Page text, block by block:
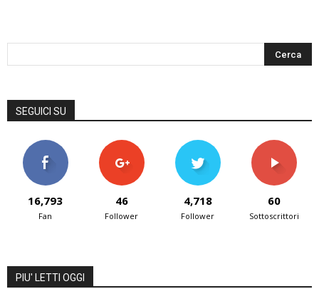
SEGUICI SU
16,793
Fan
46
Follower
4,718
Follower
60
Sottoscrittori
PIU' LETTI OGGI